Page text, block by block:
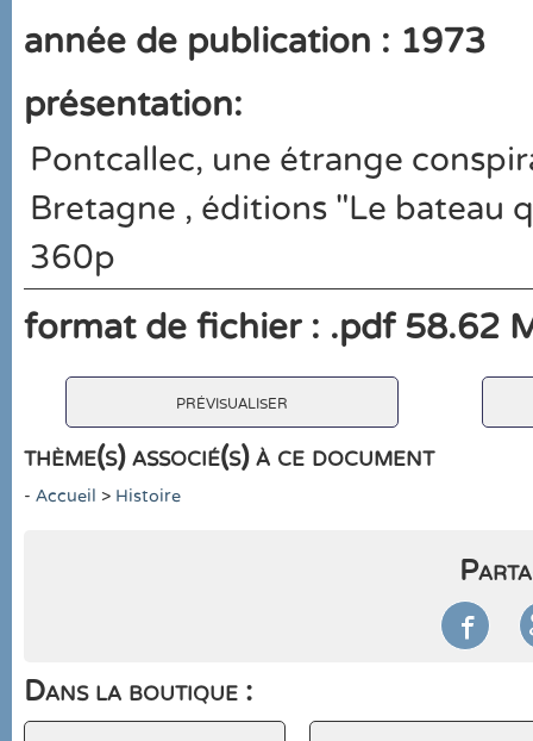
année de publication : 1973
présentation:
Pontcallec, une étrange
Bretagne , éditions "Le bateau
360p
format de fichier : .pdf 58.62
prévisualiser
thème(s) associé(s) à ce document
- Accueil > Histoire

Dans la boutique :